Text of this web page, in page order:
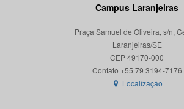
Campus Laranjeiras
Praça Samuel de Oliveira, s/n,
Laranjeiras/SE
CEP 49170-000
Localização